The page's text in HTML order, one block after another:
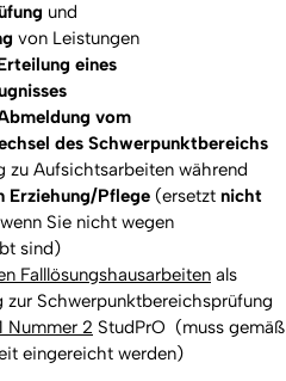
und
von Leistungen
eines
vom
des Schwerpunktbereichs
zu Aufsichtsarbeiten während
Erziehung/Pflege (ersetzt nicht
Sie nicht wegen
sind)
Falllösungshausarbeiten als
zur Schwerpunktbereichsprüfung
Nummer 2 StudPrO (muss gemäß
eingereicht werden)